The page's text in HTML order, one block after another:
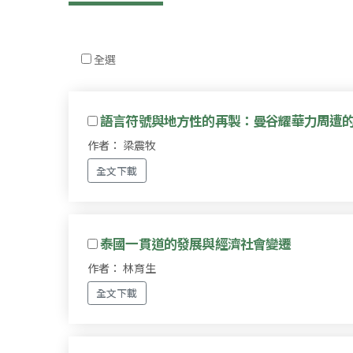
全選
語言符號與地方性的再製：曼谷耀華力周遭
作者： 梁震牧
全文下載
泰國一貫道的發展與經濟社會變遷
作者： 林育生
全文下載